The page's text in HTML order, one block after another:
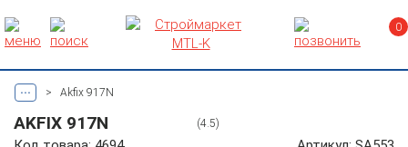
0
... > Akfix 917N
AKFIX 917N (4.5)